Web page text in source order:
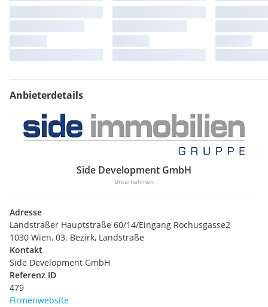
Anbieterdetails
Side Development GmbH
Unternehmen
Adresse
Landstraßer Hauptstraße 60/14/Eingang Rochusgasse2
1030 Wien, 03. Bezirk, Landstraße
Kontakt
Side Development GmbH
Referenz ID
479
Firmenwebsite